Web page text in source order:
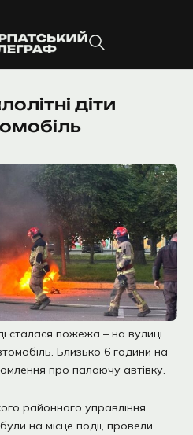
діти
сталася пожежа – на вулиці
Близько 6 години на
про палаючу автівку.
районного управління
на місце події, провели